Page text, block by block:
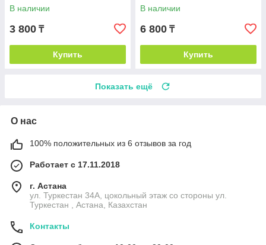
В наличии
3 800 ₸
Купить
В наличии
6 800 ₸
Купить
Показать ещё
О нас
100% положительных из 6 отзывов за год
Работает с 17.11.2018
г. Астана
ул. Туркестан 34А, цокольный этаж со стороны ул.
Туркестан , Астана, Казахстан
Контакты